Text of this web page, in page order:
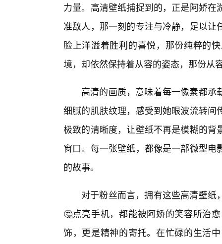
力量。高清壁纸捕捉到的，正是阿娇
准敌人，那一刻的专注与冷静，足以
脸上洋溢着胜利的喜悦，那份纯粹的
境，却依然保持着从容的姿态，那份从
高清的画质，意味着每一像素都
细腻的肌肤纹理，感受到她眼波流转
极致的清晰度，让壁纸不再是模糊的
窗口。每一张壁纸，都像是一部微型
的故事。
对于粉丝而言，拥有这些高清壁
🤔点亮手机，都能被阿娇的笑容所治
饰，更是精神的寄托。在忙碌的生活